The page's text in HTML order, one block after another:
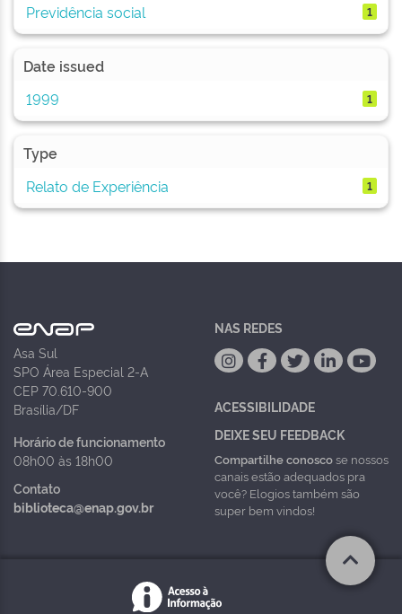
Previdência social 1
Date issued
1999
1
Type
Relato de Experiência
1
Asa Sul
SPO Área Especial 2-A
CEP 70.610-900
Brasília/DF
Horário de funcionamento
08h00 às 18h00
Contato
biblioteca@enap.gov.br
NAS REDES
ACESSIBILIDADE
DEIXE SEU FEEDBACK
Compartilhe conoscose nossos
canais estão adequados pra
você? Elogios também são
super bem vindos!